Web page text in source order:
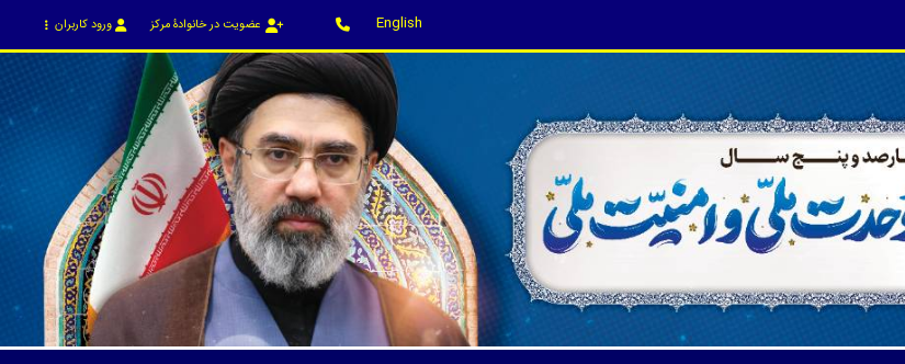
English عضویت در خانوادۀ مرکز ورود کاربران